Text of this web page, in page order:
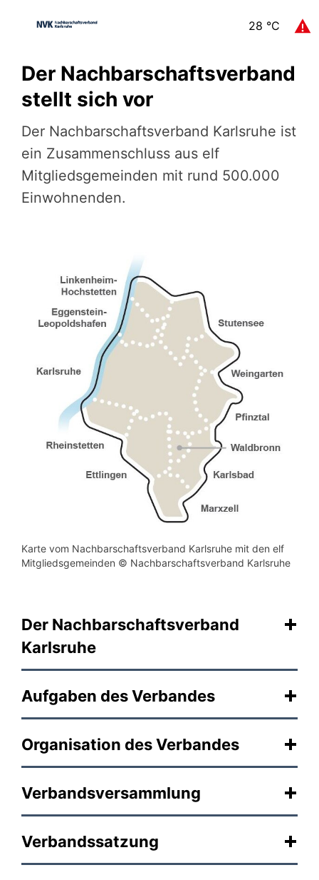
28 °C
Der Nachbarschaftsverband
stellt sich vor
Der Nachbarschaftsverband Karlsruhe ist
ein Zusammenschluss aus elf
Mitgliedsgemeinden mit rund 500.000
Einwohnenden.
Karte vom Nachbarschaftsverband Karlsruhe mit den elf
Mitgliedsgemeinden © Nachbarschaftsverband Karlsruhe
Der Nachbarschaftsverband
Karlsruhe
Aufgaben des Verbandes
Organisation des Verbandes
Verbandsversammlung
Verbandssatzung